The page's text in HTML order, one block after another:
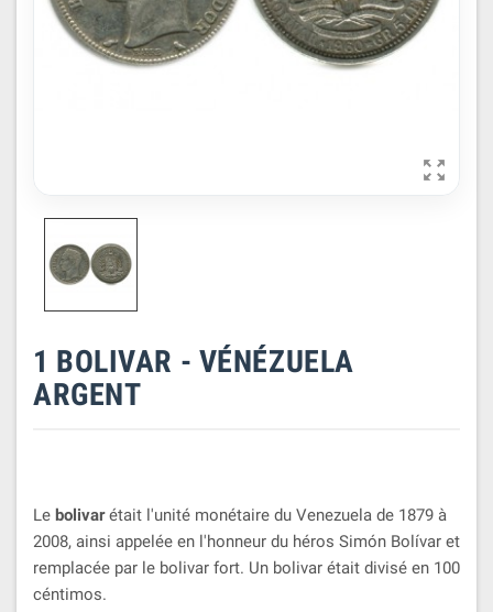

1 BOLIVAR - VÉNÉZUELA
ARGENT
Le bolivarétait l'unité monétaire du Venezuela de 1879 à
2008, ainsi appelée en l'honneur du héros Simón Bolívar et
remplacée par le bolivar fort. Un bolivar était divisé en 100
céntimos.